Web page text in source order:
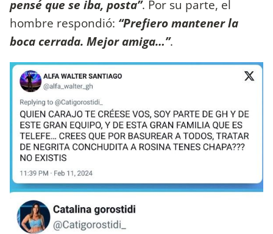
pensé que se iba, posta”. Por su parte, el
hombre respondió: “Prefiero mantener la
boca cerrada. Mejor amiga…”.